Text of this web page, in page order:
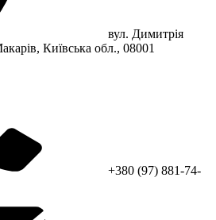
вул. Димитрія
Київська обл., 08001
+380 (97) 881-74-